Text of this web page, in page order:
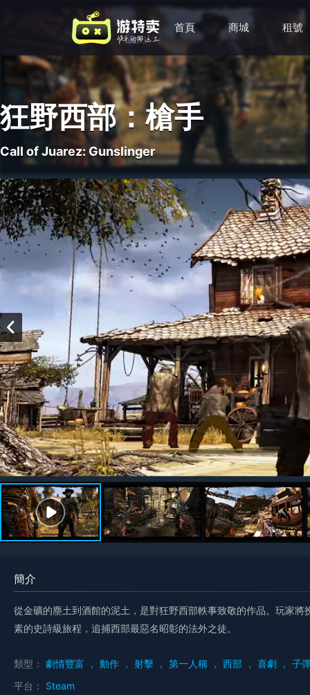
首頁 商城 租號
狂野西部：槍手
Call of Juarez: Gunslinger
簡介
從金礦的塵土到酒館的泥土，是對狂野西部軼事致敬的作品。玩家
素的史詩級旅程，追捕西部最惡名昭彰的法外之徒。
類型： 劇情豐富 ， 動作 ， 射擊 ， 第一人稱 ， 西部 ， 喜劇 ， 子
平台： Steam